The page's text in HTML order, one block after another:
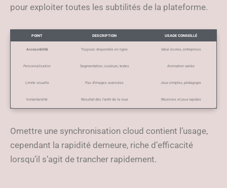
pour exploiter toutes les subtilités de la plateforme.
POINT DESCRIPTION USAGE CONSEILLÉ
Accessibilité Toujours disponible en ligne Idéal écoles, entreprises
Personnalisation Segmentation, couleurs, textes Animation variée
Limite visuelle Pas d’images avancées Jeux simples, pédagogie
Instantanéité Résultat dès l’arrêt de la roue Réunions et jeux rapides
Omettre une synchronisation cloud contient l’usage,
cependant la rapidité demeure, riche d’efficacité
lorsqu’il s’agit de trancher rapidement.